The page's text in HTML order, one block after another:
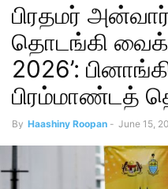
பிரதமர்
தொடங்கி
2026’:
பிரம்மாண்டத்
By Haashiny Roopan - June 15,